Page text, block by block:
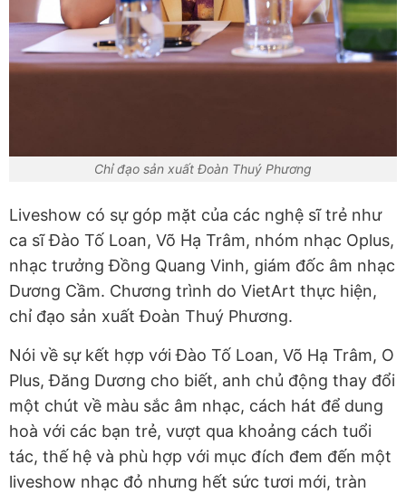
Chỉ đạo sản xuất Đoàn Thuý Phương
Liveshow có sự góp mặt của các nghệ sĩ trẻ như
ca sĩ Đào Tố Loan, Võ Hạ Trâm, nhóm nhạc Oplus,
nhạc trưởng Đồng Quang Vinh, giám đốc âm nhạc
Dương Cầm. Chương trình do VietArt thực hiện,
chỉ đạo sản xuất Đoàn Thuý Phương.
Nói về sự kết hợp với Đào Tố Loan, Võ Hạ Trâm, O
Plus, Đăng Dương cho biết, anh chủ động thay đổi
một chút về màu sắc âm nhạc, cách hát để dung
hoà với các bạn trẻ, vượt qua khoảng cách tuổi
tác, thế hệ và phù hợp với mục đích đem đến một
liveshow nhạc đỏ nhưng hết sức tươi mới, tràn